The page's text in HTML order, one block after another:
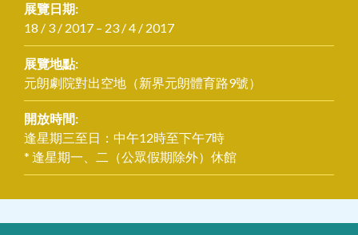
展覽日期:
18 / 3 / 2017 – 23 / 4 / 2017
展覽地點:
元朗劇院對出空地（新界元朗體育路9號）
開放時間:
逢星期三至日：中午12時至下午7時
* 逢星期一、二（公眾假期除外）休館